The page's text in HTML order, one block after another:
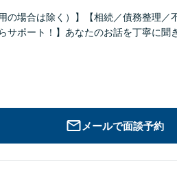
の場合は除く）】【相続／債務整理／
ポート！】あなたのお話を丁寧に聞
メールで面談予約